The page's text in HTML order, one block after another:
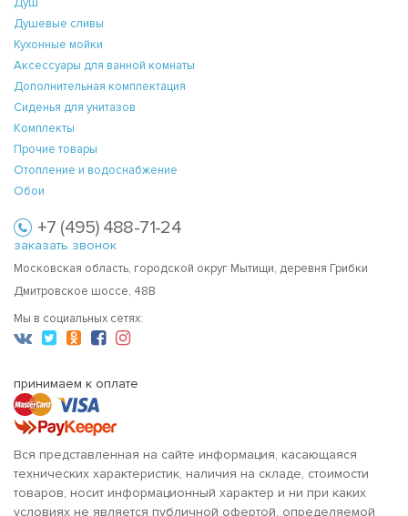
Душевые сливы
Кухонные мойки
Аксессуары для ванной комнаты
Дополнительная комплектация
Сиденья для унитазов
Комплекты
Прочие товары
Отопление и водоснабжение
Обои
+7 (495) 488-71-24
заказать звонок
Московская область, городской округ Мытищи, деревня Грибки
Дмитровское шоссе, 48В
Мы в социальных сетях:
принимаем к оплате
Вся представленная на сайте информация, касающаяся
технических характеристик, наличия на складе, стоимости
товаров, носит информационный характер и ни при каких
условиях не является публичной офертой, определяемой